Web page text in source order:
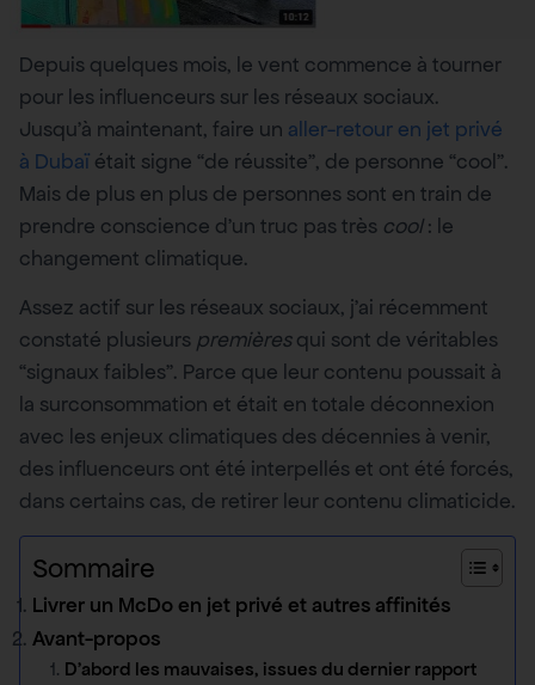
Depuis quelques mois, le vent commence à tourner
pour les influenceurs sur les réseaux sociaux.
Jusqu’à maintenant, faire un aller-retour en jet privé
à Dubaï était signe “de réussite”, de personne “cool”.
Mais de plus en plus de personnes sont en train de
prendre conscience d’un truc pas très cool: le
changement climatique.
Assez actif sur les réseaux sociaux, j’ai récemment
constaté plusieurs premièresqui sont de véritables
“signaux faibles”. Parce que leur contenu poussait à
la surconsommation et était en totale déconnexion
avec les enjeux climatiques des décennies à venir,
des influenceurs ont été interpellés et ont été forcés,
dans certains cas, de retirer leur contenu climaticide.
Sommaire
Livrer un McDo en jet privé et autres affinités
Avant-propos
D’abord les mauvaises, issues du dernier rapport